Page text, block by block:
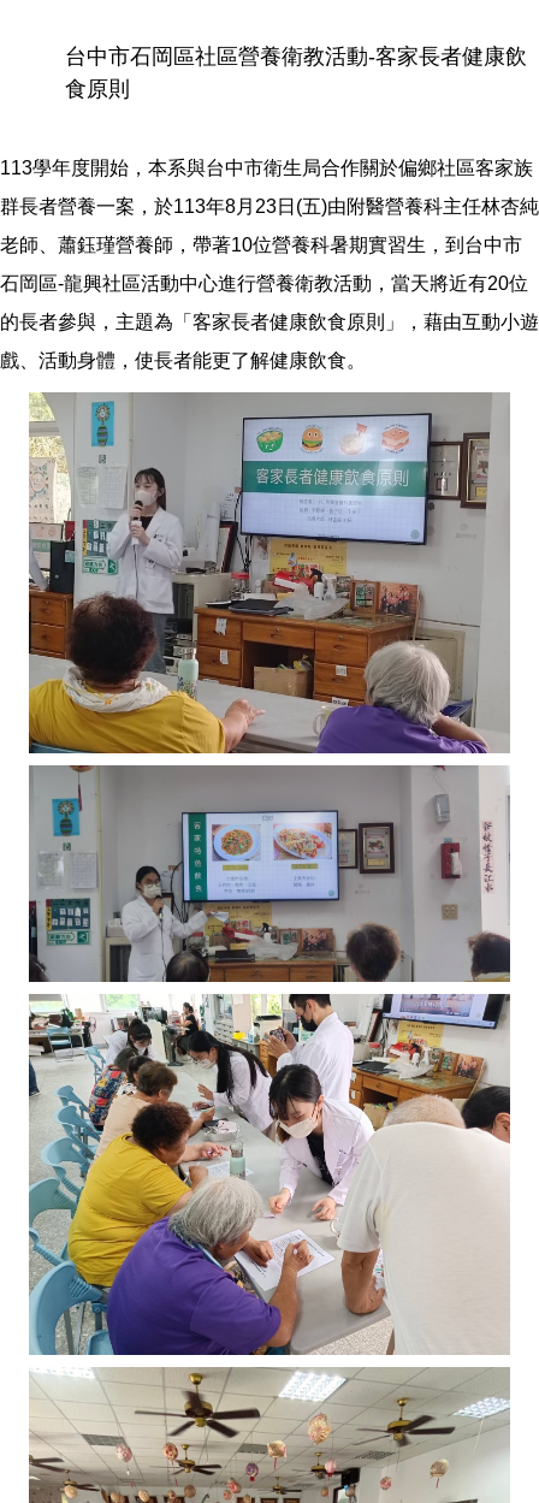
台中市石岡區社區營養衛教活動-客家長者健康飲
食原則
113學年度開始，本系與台中市衛生局合作關於偏鄉社區客家族
群長者營養一案，於113年8月23日(五)由附醫營養科主任林杏純
老師、蕭鈺瑾營養師，帶著10位營養科暑期實習生，到台中市
石岡區-龍興社區活動中心進行營養衛教活動，當天將近有20位
的長者參與，主題為「客家長者健康飲食原則」，藉由互動小遊
戲、活動身體，使長者能更了解健康飲食。